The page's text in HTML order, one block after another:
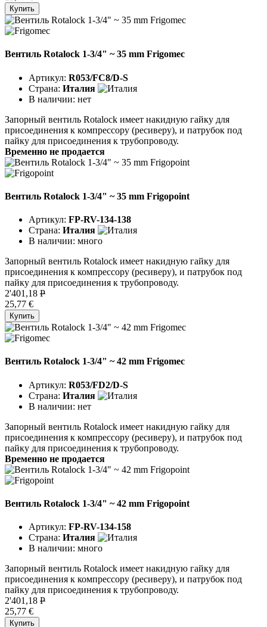
Купить
Вентиль Rotalock 1-3/4" ~ 35 mm Frigomec
Артикул: R053/FC8/D-S
Страна: Италия
В наличии: нет
Запорный вентиль Rotalock имеет накидную гайку для
присоединения к компрессору (ресиверу), и патрубок под
пайку для присоединения к трубопроводу.
Временно не продается
Вентиль Rotalock 1-3/4" ~ 35 mm Frigopoint
Артикул: FP-RV-134-138
Страна: Италия
В наличии: много
Запорный вентиль Rotalock имеет накидную гайку для
присоединения к компрессору (ресиверу), и патрубок под
пайку для присоединения к трубопроводу.
2'401,18 P
25,77 €
Купить
Вентиль Rotalock 1-3/4" ~ 42 mm Frigomec
Артикул: R053/FD2/D-S
Страна: Италия
В наличии: нет
Запорный вентиль Rotalock имеет накидную гайку для
присоединения к компрессору (ресиверу), и патрубок под
пайку для присоединения к трубопроводу.
Временно не продается
Вентиль Rotalock 1-3/4" ~ 42 mm Frigopoint
Артикул: FP-RV-134-158
Страна: Италия
В наличии: много
Запорный вентиль Rotalock имеет накидную гайку для
присоединения к компрессору (ресиверу), и патрубок под
пайку для присоединения к трубопроводу.
2'401,18 P
25,77 €
Купить